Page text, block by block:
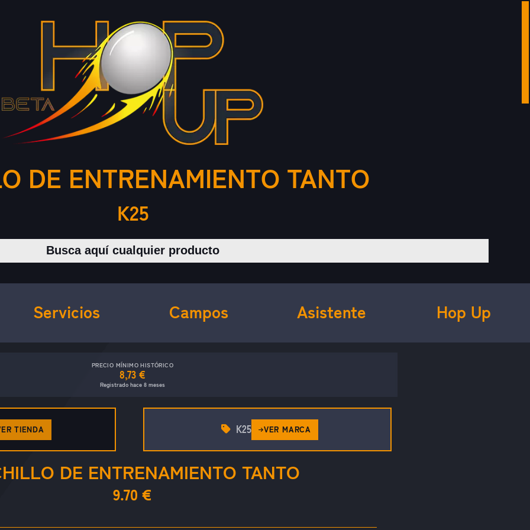
DE ENTRENAMIENTO TANTO
K25
Buscar productos
Servicios Campos Asistente Hop Up
PRECIO MÍNIMO HISTÓRICO
8,73 €
Registrado hace 8 meses
TIENDA
DE ENTRENAMIENTO TANTO
9.70 €
K25 VER MARCA